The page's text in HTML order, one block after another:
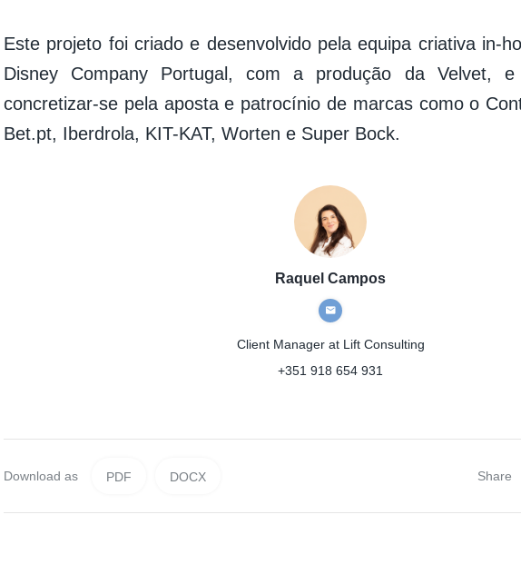
Este projeto foi criado e desenvolvido pela equipa criativa in-
Disney Company Portugal, com a produção da Velvet,
concretizar-se pela aposta e patrocínio de marcas como o
Bet.pt, Iberdrola, KIT-KAT, Worten e Super Bock.
Raquel Campos
Client Managerat Lift Consulting
+351 918 654 931
Download as PDF DOCX Share